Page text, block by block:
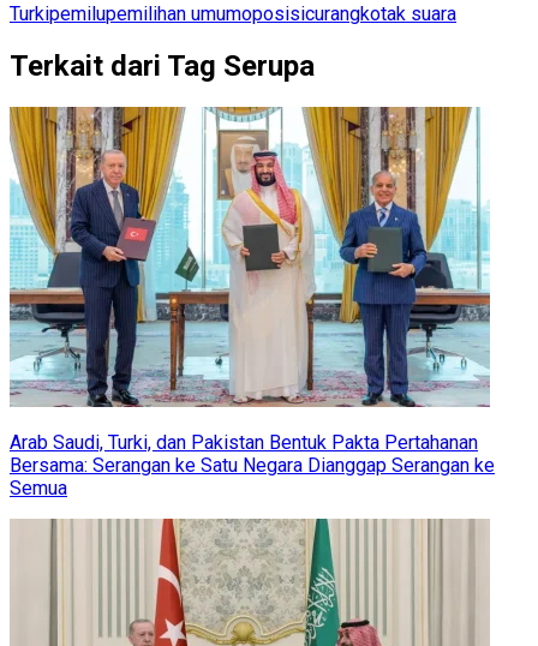
Turkipemilupemilihan umumoposisicurangkotak suara
Terkait dari Tag Serupa
Arab Saudi, Turki, dan Pakistan Bentuk Pakta Pertahanan
Bersama: Serangan ke Satu Negara Dianggap Serangan ke
Semua